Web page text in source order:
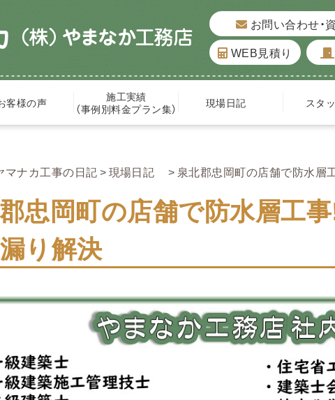
お問い合わせ・
WEB見積り
客様の声
施工実績
（事例別料金プラン集）
現場日記 スタ
マナカ工事の日記 現場日記 泉北郡忠岡町の店舗で防水層
忠岡町の店舗で防水層工
り解決